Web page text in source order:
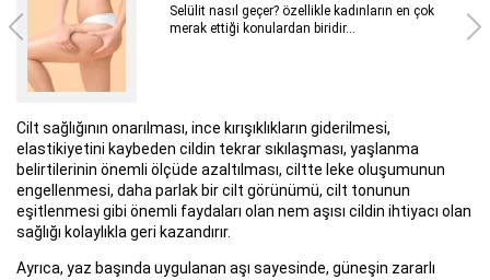
Selülit nasıl geçer? özellikle kadınların en çok
merak ettiği konulardan biridir...
Cilt sağlığının onarılması, ince kırışıklıkların giderilmesi,
elastikiyetini kaybeden cildin tekrar sıkılaşması, yaşlanma
belirtilerinin önemli ölçüde azaltılması, ciltte leke oluşumunun
engellenmesi, daha parlak bir cilt görünümü, cilt tonunun
eşitlenmesi gibi önemli faydaları olan nem aşısı cildin ihtiyacı olan
sağlığı kolaylıkla geri kazandırır.
Ayrıca, yaz başında uygulanan aşı sayesinde, güneşin zararlı